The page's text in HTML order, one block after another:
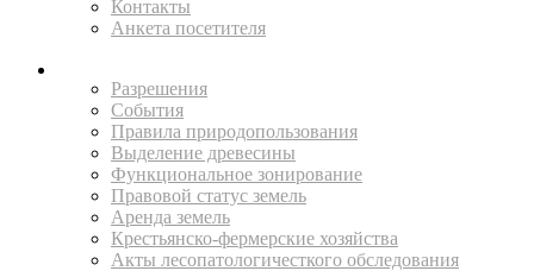
Контакты
Анкета посетителя
Разрешения
События
Правила природопользования
Выделение древесины
Функциональное зонирование
Правовой статус земель
Аренда земель
Крестьянско-фермерские хозяйства
Акты лесопатологичесткого обследования